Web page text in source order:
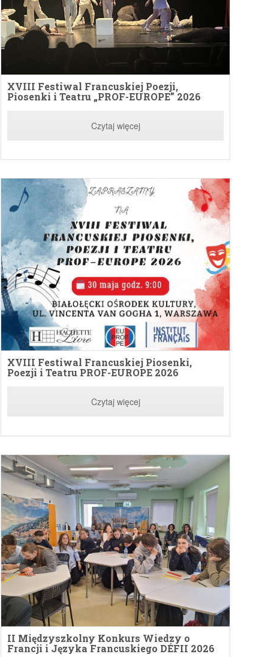
Zaproszenie na Wieczór Piosenki
Francuskiej
Czytaj więcej
XVIII Festiwal Francuskiej Poezji,
szkoły podstawowej oraz liceum.
Czytaj więcej
XVIII Festiwal Francuskiej Poezji,
Piosenki i Teatru „PROF-EUROPE” 2026
Czytaj więcej
XVIII Festiwal Francuskiej Piosenki,
Poezji i Teatru PROF-EUROPE 2026
Czytaj więcej
II Międzyszkolny Konkurs Wiedzy o
Francji i Języka Francuskiego DÉFII 2026